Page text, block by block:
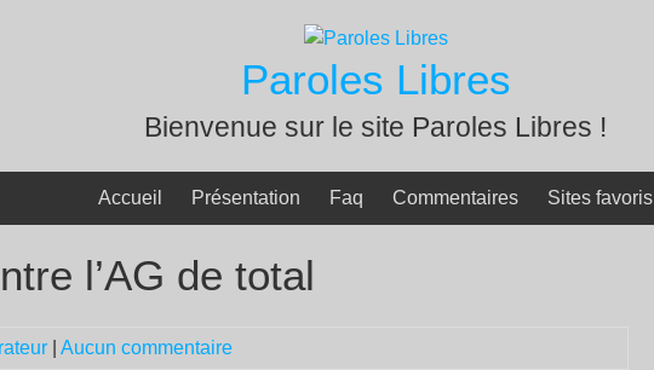
Paroles Libres
Bienvenue sur le site Paroles Libres !
Accueil Présentation Faq Commentaires Sites favoris
l’AG de total
Aucun commentaire